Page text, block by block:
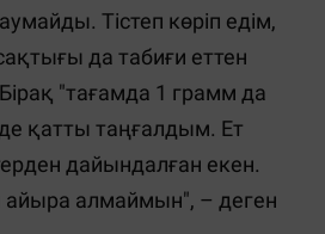
аумайды. Тістеп көріп едім,
да табиғи еттен
"тағамда 1 грамм да
қатты таңғалдым. Ет
дайындалған екен.
айыра алмаймын", – деген